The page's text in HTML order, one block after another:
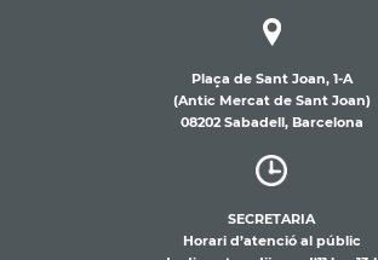
Plaça de Sant Joan, 1-A
(Antic Mercat de Sant Joan)
08202 Sabadell, Barcelona
SECRETARIA
Horari d’atenció al públic